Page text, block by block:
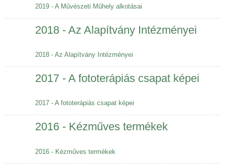
2019 - A Művészeti Műhely alkotásai
2018 - Az Alapítvány Intézményei
2018 - Az Alapítvány Intézményei
2017 - A fototerápiás csapat képei
2017 - A fototerápiás csapat képei
2016 - Kézműves termékek
2016 - Kézműves termékek